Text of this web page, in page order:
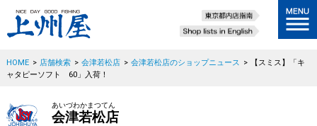
HOME > 店舗検索 > 会津若松店 > 会津若松店のショップニュース >
【スミス】「キ
ャタピーソフト 60」入荷！
あいづわかまつてん
会津若松店